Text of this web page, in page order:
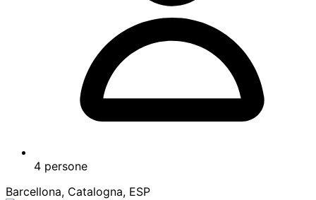
4 persone
Barcellona, Catalogna, ESP